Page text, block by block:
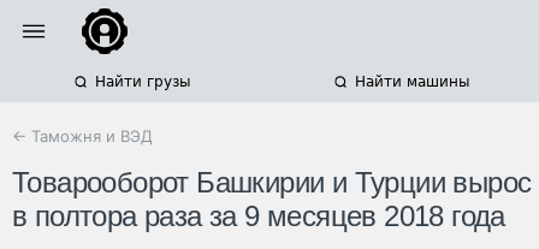
Найти грузы Найти машины
← Таможня и ВЭД
Товарооборот Башкирии и Турции вырос
в полтора раза за 9 месяцев 2018 года